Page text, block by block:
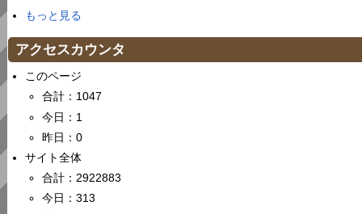
もっと見る
アクセスカウンタ
このページ
合計：1047
今日：1
昨日：0
サイト全体
合計：2922883
今日：313